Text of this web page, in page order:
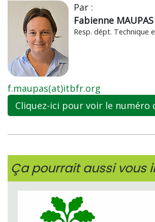
Par :
Fabienne MAUPAS
Resp. dépt. Technique
f.maupas(at)itbfr.org
Cliquez-ici pour voir le numéro
Ça pourrait aussi vous